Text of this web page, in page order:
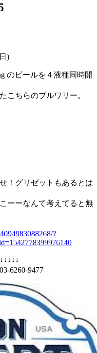
)
のビールを４液種同時開
こちらのブルワリー。
！グリゼットもあるとは
ーーなんて考えてると無
?
6260-9477